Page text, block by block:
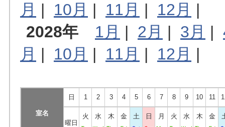
月 | 10月 | 11月 | 12月 |
2028年
1月 | 2月 | 3月 |
月 | 10月 | 11月 | 12月 |
室名
日 1 2 3 4 5 6 7 8 9 10 11
曜日
火 水 木 金 土 日 月 火 水 木 金